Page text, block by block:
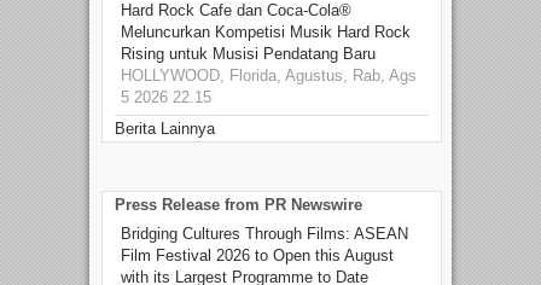
Hard Rock Cafe dan Coca-Cola®
Meluncurkan Kompetisi Musik Hard Rock
Rising untuk Musisi Pendatang Baru
HOLLYWOOD, Florida, Agustus, Rab, Ags
5 2026 22.15
Berita Lainnya
Press Release from PR Newswire
Bridging Cultures Through Films: ASEAN
Film Festival 2026 to Open this August
with its Largest Programme to Date